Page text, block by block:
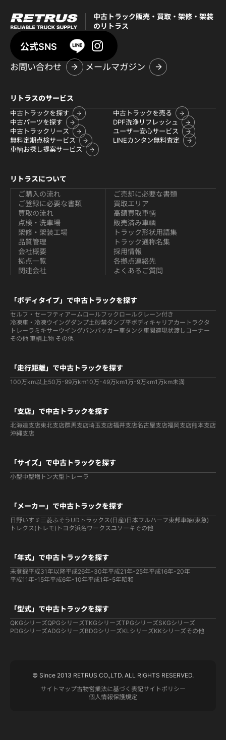
中古トラック販売・買取・架修・架装
のリトラス
公式SNS
お問い合わせ
メールマガジン
リトラスのサービス
中古トラックを探す
中古トラックを売る
中古パーツを探す
DPF洗浄リフレッシュ
中古トラックリース
ユーザー安心サービス
無料定期点検サービス
LINEカンタン無料査定
車輌お探し提案サービス
リトラスについて
ご購入の流れ
ご登録に必要な書類
買取の流れ
ご売却に必要な書類
買取エリア
高額買取車輌
点検・洗車場
架修・架装工場
品質管理
販売済み車輌
トラック形状用語集
トラック通称名集
会社概要
拠点一覧
関連会社
採用情報
各拠点連絡先
よくあるご質問
「ボディタイプ」で中古トラックを探す
セルフ・セーフティ アームロールフックロールクレーン付き
冷凍車・冷凍ウイングダンプ土砂禁ダンプ平ボディ キャリアカー トラクタ
トレーラ ミキサーウイングバンパッカー車タンク車関連現状渡しコーナー
その他 車輌上物 その他
「走行距離」で中古トラックを探す
100万km以上50万-99万km10万-49万km1万-9万km1万km未満
「支店」で中古トラックを探す
北海道支店東北支店群馬支店埼玉支店福井支店名古屋支店福岡支店熊本支店
沖縄支店
「サイズ」で中古トラックを探す
小型中型増トン大型 トレーラ
「メーカー」で中古トラックを探す
日野いすゞ 三菱ふそう UDトラックス(日産) 日本フルハーフ 東邦車輛(東急)
トレクス(トレモ) トヨタ浜名ワークスユソーキその他
「年式」で中古トラックを探す
未登録平成31年以降平成26年-30年平成21年-25年平成16年-20年
平成11年-15年平成6年-10年平成1年-5年昭和
「型式」で中古トラックを探す
QKGシリーズQPGシリーズTKGシリーズTPGシリーズSKGシリーズ
PDGシリーズADGシリーズBDGシリーズKLシリーズKKシリーズその他
© Since 2013 RETRUS CO.,LTD. ALL RIGHTS RESERVED.
サイトマップ古物営業法に基づく表記サイトポリシー
個人情報保護規定